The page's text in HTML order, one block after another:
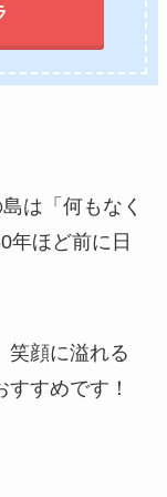
は「何もなく
年ほど前に日
笑顔に溢れる
すめです！